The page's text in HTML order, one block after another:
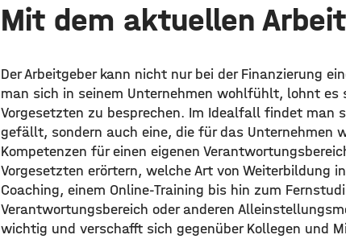
Mit dem aktuellen
Der Arbeitgeber kann nicht nur bei der Finanzierung
man sich in seinem Unternehmen wohlfühlt, lohnt
Vorgesetzten zu besprechen. Im Idealfall findet man
gefällt, sondern auch eine, die für das Unternehmen
Kompetenzen für einen eigenen
Vorgesetzten erörtern, welche Art von Weiterbildung
Coaching, einem Online-Training bis hin zum
Verantwortungsbereich oder anderen
wichtig und verschafft sich gegenüber Kollegen und